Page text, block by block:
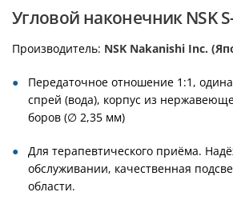
Угловой наконечник NSK
Производитель: NSK Nakanishi Inc.
Передаточное отношение 1:1,
спрей (вода), корпус из
боров (∅ 2,35 мм)
Для терапевтического приёма.
обслуживании, качественная
области.